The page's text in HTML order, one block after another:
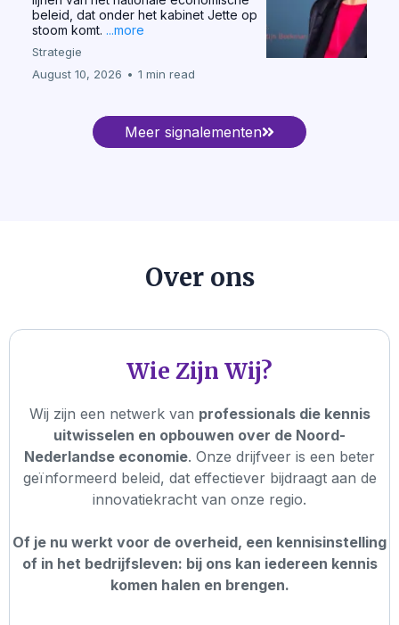
beleid, dat onder het kabinet Jette op
stoom komt. ...more
Strategie
August 10, 2026 • 1 min read
Meer signalementen
Over ons
Wie Zijn Wij?
Wij zijn een netwerk van professionals die kennis
uitwisselen en opbouwen over de Noord-
Nederlandse economie. Onze drijfveer is een beter
geïnformeerd beleid, dat effectiever bijdraagt aan de
innovatiekracht van onze regio.
Of je nu werkt voor de overheid, een kennisinstelling
of in het bedrijfsleven: bij ons kan iedereen kennis
komen halen en brengen.